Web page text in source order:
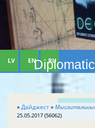
LV EN RU
»Дайджест»
25.05.2017 (56062)